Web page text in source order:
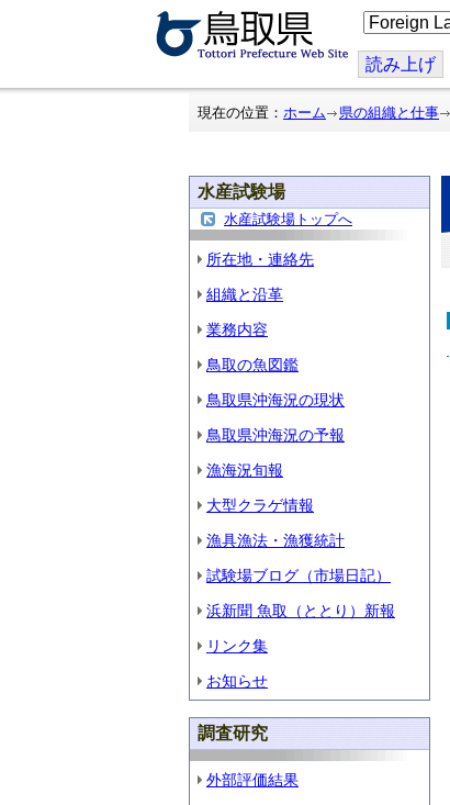
こ
の
ジ
を
翻
読み上げ
現在の位置： ホーム 県の組織と仕事
水産試験場
水産試験場トップへ
所在地・連絡先
組織と沿革
業務内容
鳥取の魚図鑑
鳥取県沖海況の現状
鳥取県沖海況の予報
漁海況旬報
大型クラゲ情報
漁具漁法・漁獲統計
試験場ブログ（市場日記）
浜新聞 魚取（ととり）新報
リンク集
お知らせ
調査研究
外部評価結果